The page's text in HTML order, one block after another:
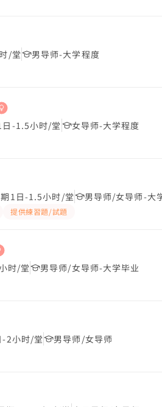
/堂 男导师-大学程度
日-1.5小时/堂 女导师-大学程度
1日-1.5小时/堂 男导师/女导师-大
提供練習題/試題
时/堂 男导师/女导师-大学毕业
-2小时/堂 男导师/女导师